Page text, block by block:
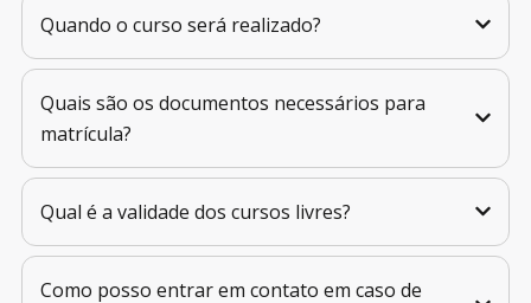
Quando o curso será realizado?
Quais são os documentos necessários para
matrícula?
Qual é a validade dos cursos livres?
Como posso entrar em contato em caso de